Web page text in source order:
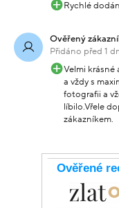
Rychlé
Ověřený
Přidáno před 1
Velmi krásné
a vždy s
fotografii a
líbilo.Vřele
zákazníkem.